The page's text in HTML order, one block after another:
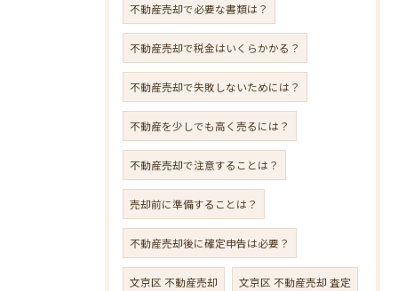
不動産売却で必要な書類は？
不動産売却で税金はいくらかかる？
不動産売却で失敗しないためには？
不動産を少しでも高く売るには？
不動産売却で注意することは？
売却前に準備することは？
不動産売却後に確定申告は必要？
文京区 不動産売却 文京区 不動産売却 査定